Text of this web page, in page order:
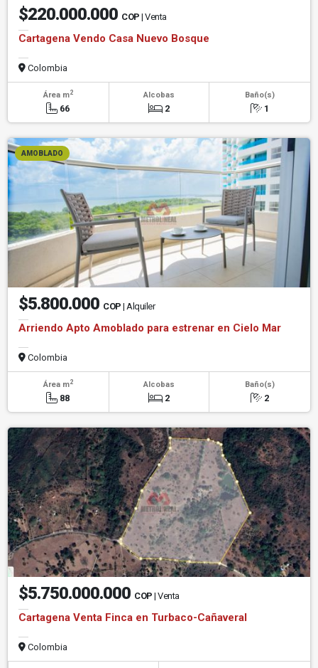
$220.000.000 COP | Venta
Cartagena Vendo Casa Nuevo Bosque
Colombia
Área m2
66
Alcobas
2
Baño(s)
1
AMOBLADO
$5.800.000 COP | Alquiler
Arriendo Apto Amoblado para estrenar en Cielo Mar
Colombia
Área m2
88
Alcobas
2
Baño(s)
2
$5.750.000.000 COP | Venta
Cartagena Venta Finca en Turbaco-Cañaveral
Colombia